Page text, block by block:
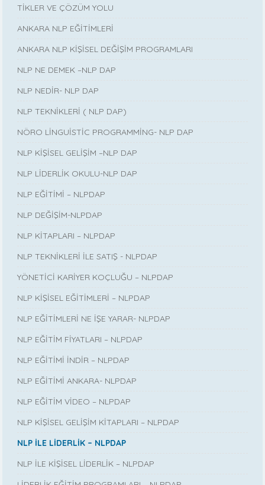
TİKLER VE ÇÖZÜM YOLU
ANKARA NLP EĞİTİMLERİ
ANKARA NLP KİŞİSEL DEĞİŞİM PROGRAMLARI
NLP NE DEMEK –NLP DAP
NLP NEDİR- NLP DAP
NLP TEKNİKLERİ ( NLP DAP)
NÖRO LİNGUİSTİC PROGRAMMİNG- NLP DAP
NLP KİŞİSEL GELİŞİM –NLP DAP
NLP LİDERLİK OKULU-NLP DAP
NLP EĞİTİMİ – NLPDAP
NLP DEĞİŞİM-NLPDAP
NLP KİTAPLARI – NLPDAP
NLP TEKNİKLERİ İLE SATIŞ - NLPDAP
YÖNETİCİ KARİYER KOÇLUĞU – NLPDAP
NLP KİŞİSEL EĞİTİMLERİ – NLPDAP
NLP EĞİTİMLERİ NE İŞE YARAR- NLPDAP
NLP EĞİTİM FİYATLARI – NLPDAP
NLP EĞİTİMİ İNDİR – NLPDAP
NLP EĞİTİMİ ANKARA- NLPDAP
NLP EĞİTİM VİDEO – NLPDAP
NLP KİŞİSEL GELİŞİM KİTAPLARI – NLPDAP
NLP İLE LİDERLİK – NLPDAP
NLP İLE KİŞİSEL LİDERLİK – NLPDAP